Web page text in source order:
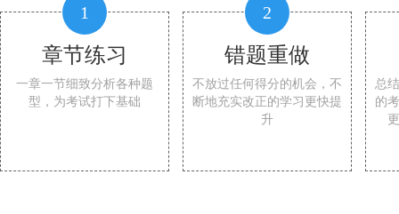
1
章节练习
一章一节细致分析各种题
型，为考试打下基础
2
错题重做
不放过任何得分的机会，不
断地充实改正的学习更快提
升
总
的